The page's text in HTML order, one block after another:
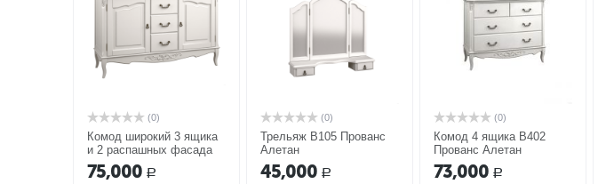
(0)
Комод широкий 3 ящика
и 2 распашных фасада
В403 Прованс Алетан
75,000 Р
(0)
Трельяж В105 Прованс
Алетан
45,000 Р
(0)
Комод 4 ящика В402
Прованс Алетан
73,000 Р